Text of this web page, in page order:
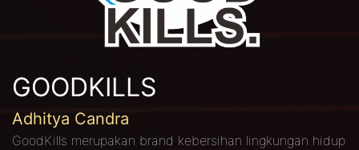
GOODKILLS
Adhitya Candra
GoodKills merupakan brand kebersihan lingkungan hidup